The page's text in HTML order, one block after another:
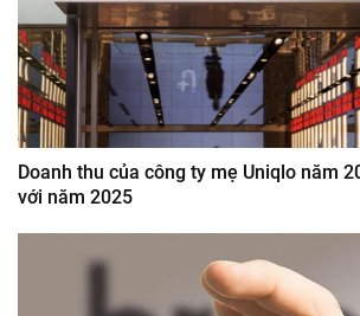
Doanh thu của công ty mẹ Uniqlo năm
với năm 2025